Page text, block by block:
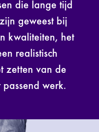
die lange tijd
geweest bij
kwaliteiten, het
realistisch
zetten van de
werk.